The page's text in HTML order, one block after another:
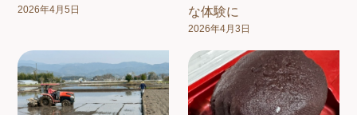
2026年4月5日
な体験に
2026年4月3日